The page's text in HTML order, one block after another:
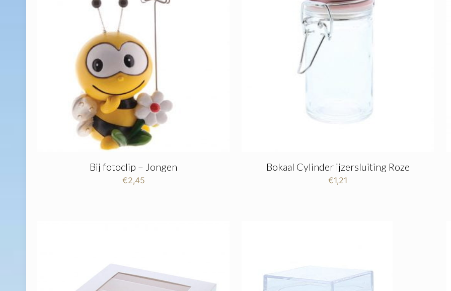
Bij fotoclip – Jongen
€2,45
Bokaal Cylinder ijzersluiting Roze
€1,21